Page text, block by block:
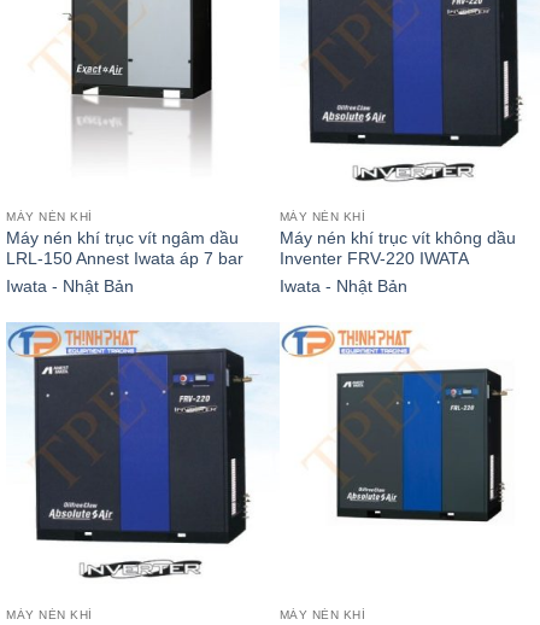
MÁY NÉN KHÍ
Máy nén khí trục vít ngâm dầu
LRL-150 Annest Iwata áp 7 bar
Iwata - Nhật Bản
MÁY NÉN KHÍ
Máy nén khí trục vít không dầu
Inventer FRV-220 IWATA
Iwata - Nhật Bản
MÁY NÉN KHÍ MÁY NÉN KHÍ